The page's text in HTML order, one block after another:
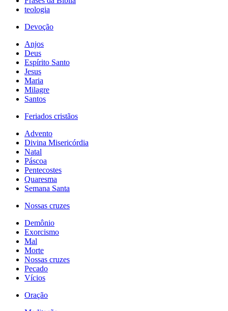
teologia
Devoção
Anjos
Deus
Espírito Santo
Jesus
Maria
Milagre
Santos
Feriados cristãos
Advento
Divina Misericórdia
Natal
Páscoa
Pentecostes
Quaresma
Semana Santa
Nossas cruzes
Demônio
Exorcismo
Mal
Morte
Nossas cruzes
Pecado
Vícios
Oração